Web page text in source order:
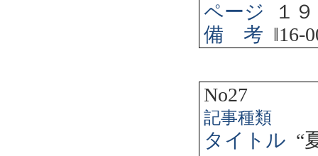
ページ
１
備 考 ‖16-
No27
記事種類
タイトル “